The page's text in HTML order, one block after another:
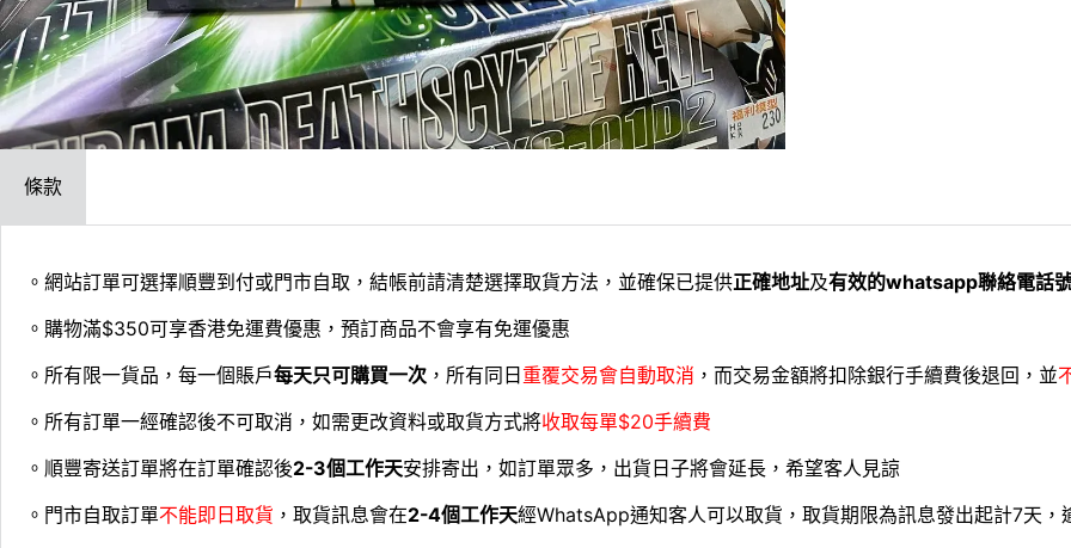
條款
。網站訂單可選擇順豐到付或門市自取，結帳前請清楚選擇取貨方法，並確保已提供正確地址及有效的whatsapp聯絡電話
。購物滿$350可享香港免運費優惠，預訂商品不會享有免運優惠
。所有限一貨品，每一個賬戶每天只可購買一次 ，所有同日 重覆交易會自動取消 ，而交易金額將扣除銀行手續費後退回，並
。所有訂單一經確認後不可取消，如需更改資料或取貨方式將收取每單$20手續費
。順豐寄送訂單將在訂單確認後2-3個工作天安排寄出，如訂單眾多，出貨日子將會延長，希望客人見諒
。門市自取訂單不能即日取貨 ，取貨訊息會在2-4個工作天經WhatsApp通知客人可以取貨，取貨期限為訊息發出起計7天，